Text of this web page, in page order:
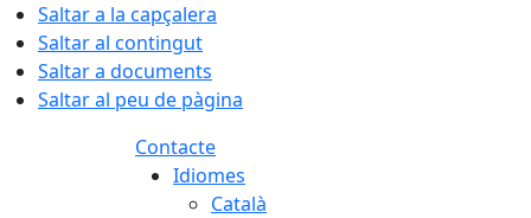
Saltar a la capçalera
Saltar al contingut
Saltar a documents
Saltar al peu de pàgina
Contacte
Idiomes
Català